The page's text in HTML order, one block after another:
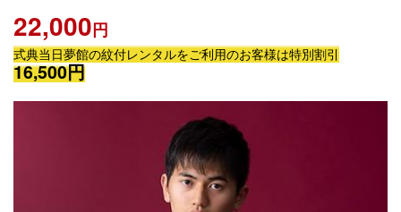
22,000円
式典当日夢館の紋付レンタルをご利用のお客様は特別割引
16,500円